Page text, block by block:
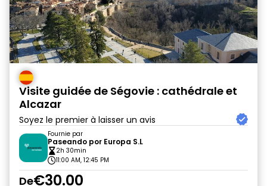
Visite guidée de Ségovie : cathédrale et
Alcazar
Soyez le premier à laisser un avis
Fournie par
Paseando por Europa S.L
2h 30min
11:00 AM, 12:45 PM
De€30.00